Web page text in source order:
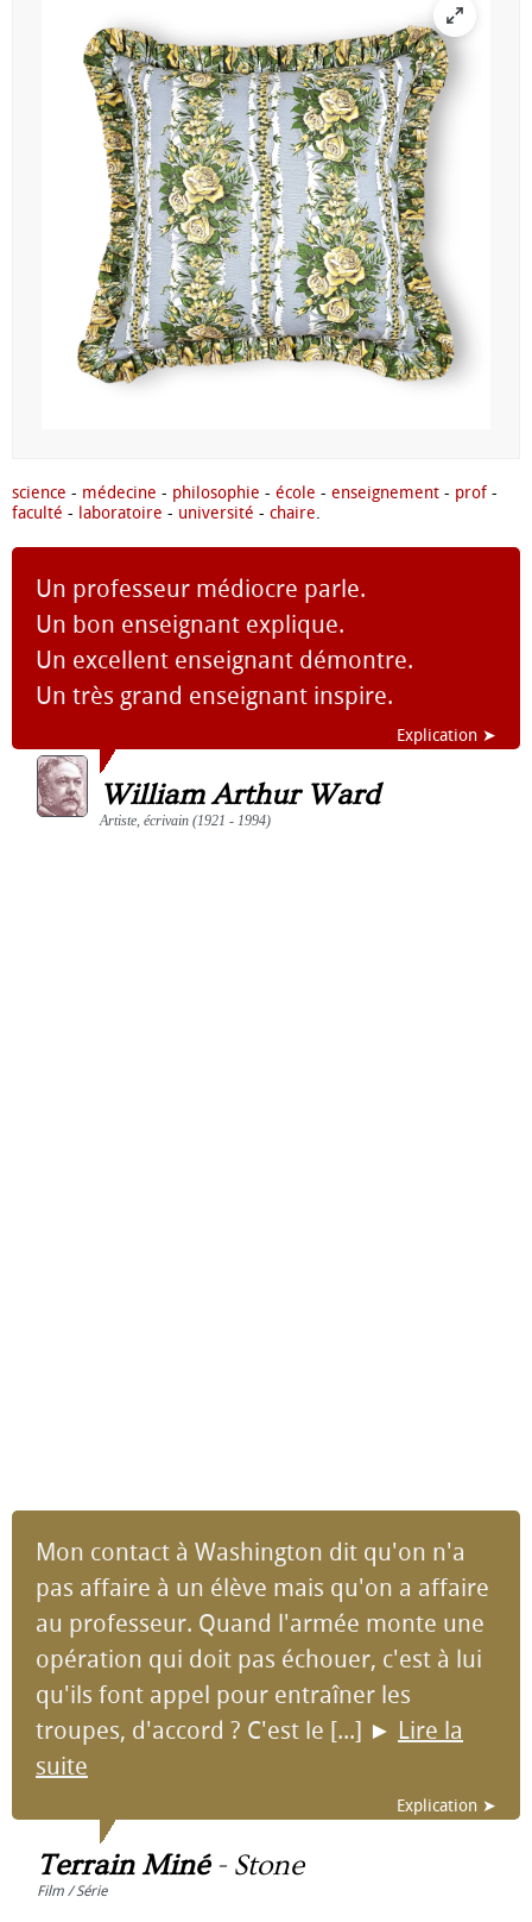
science - médecine - philosophie - école - enseignement - prof -
faculté - laboratoire - université - chaire.
Un professeur médiocre parle.
Un bon enseignant explique.
Un excellent enseignant démontre.
Un très grand enseignant inspire.
Explication ➤
William Arthur Ward
Artiste, écrivain (1921 - 1994)
Mon contact à Washington dit qu'on n'a
pas affaire à un élève mais qu'on a affaire
au professeur. Quand l'armée monte une
opération qui doit pas échouer, c'est à lui
qu'ils font appel pour entraîner les
troupes, d'accord ? C'est le [...] ► Lire la
suite
Explication ➤
Terrain Miné- Stone
Film / Série